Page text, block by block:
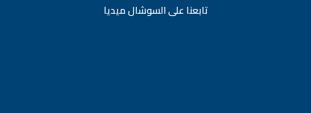
تابعنا على السوشال ميديا